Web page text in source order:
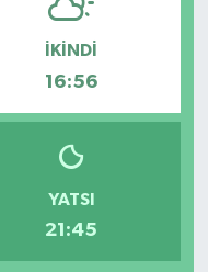
İKINDI
16:56
YATSI
21:45